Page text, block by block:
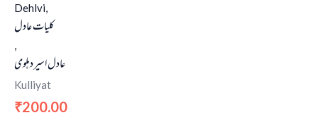
Dehlvi,
کلیات عادل
عادل اسیر دہلوی
Kulliyat
₹200.00